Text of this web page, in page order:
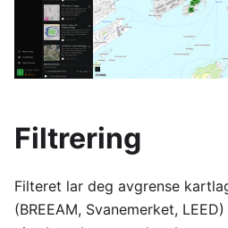
Filtrering
Filteret lar deg avgrense
(BREEAM, Svanemerket,